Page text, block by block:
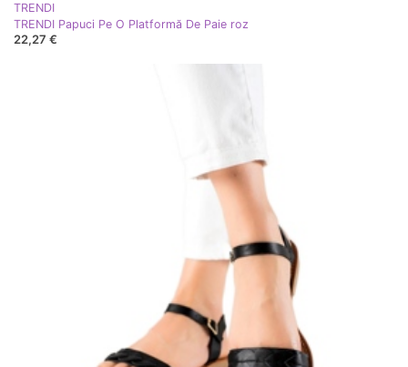
TRENDI
TRENDI Papuci Pe O Platformă De Paie roz
22,27 €